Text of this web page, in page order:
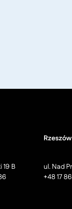
B
Rzeszów
ul. Nad
+48 17